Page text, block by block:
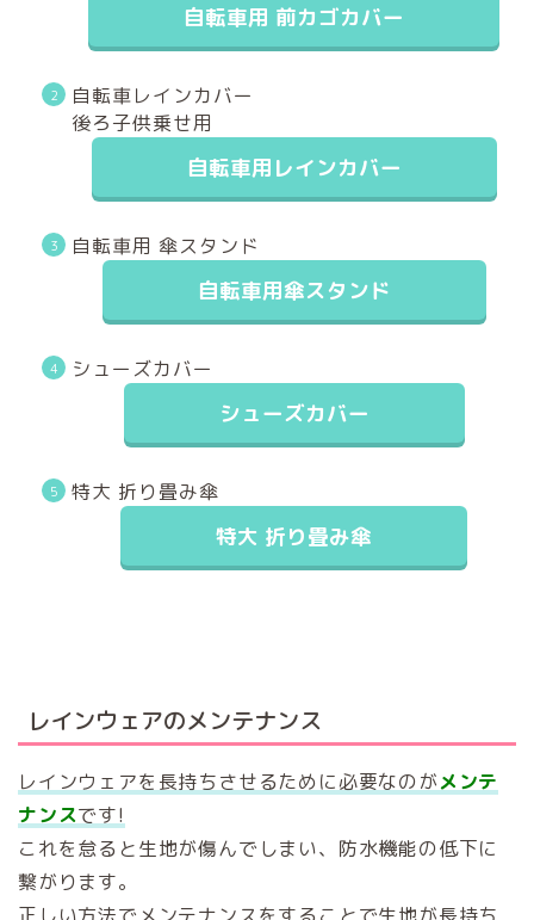
自転車用 前カゴカバー
自転車レインカバー
後ろ子供乗せ用
自転車用レインカバー
自転車用 傘スタンド
自転車用傘スタンド
シューズカバー
シューズカバー
特大 折り畳み傘
特大 折り畳み傘
レインウェアのメンテナンス
レインウェアを長持ちさせるために必要なのがメンテ
ナンスです!
これを怠ると生地が傷んでしまい、防水機能の低下に
繋がります。